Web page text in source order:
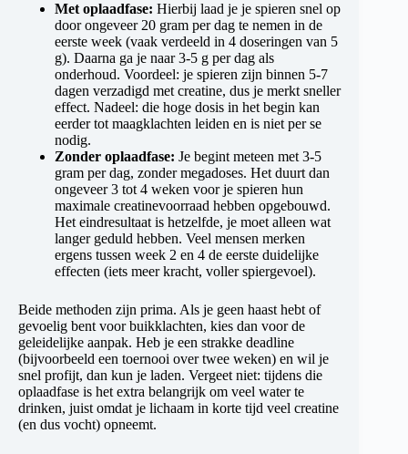
Met oplaadfase: Hierbij laad je je spieren snel op
door ongeveer 20 gram per dag te nemen in de
eerste week (vaak verdeeld in 4 doseringen van 5
g). Daarna ga je naar 3-5 g per dag als
onderhoud. Voordeel: je spieren zijn binnen 5-7
dagen verzadigd met creatine, dus je merkt sneller
effect. Nadeel: die hoge dosis in het begin kan
eerder tot maagklachten leiden en is niet per se
nodig.
Zonder oplaadfase: Je begint meteen met 3-5
gram per dag, zonder megadoses. Het duurt dan
ongeveer 3 tot 4 weken voor je spieren hun
maximale creatinevoorraad hebben opgebouwd.
Het eindresultaat is hetzelfde, je moet alleen wat
langer geduld hebben. Veel mensen merken
ergens tussen week 2 en 4 de eerste duidelijke
effecten (iets meer kracht, voller spiergevoel).
Beide methoden zijn prima. Als je geen haast hebt of
gevoelig bent voor buikklachten, kies dan voor de
geleidelijke aanpak. Heb je een strakke deadline
(bijvoorbeeld een toernooi over twee weken) en wil je
snel profijt, dan kun je laden. Vergeet niet: tijdens die
oplaadfase is het extra belangrijk om veel water te
drinken, juist omdat je lichaam in korte tijd veel creatine
(en dus vocht) opneemt.